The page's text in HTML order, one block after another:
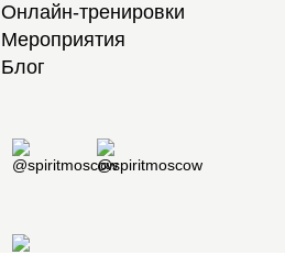
Онлайн-тренировки
Мероприятия
Блог